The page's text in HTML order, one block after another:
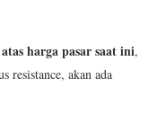
harga pasar saat ini,
resistance, akan ada